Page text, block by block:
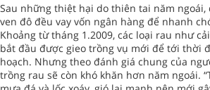
Sau những thiệt hại do thiên tai năm ngoái,
ven đô đều vay vốn ngân hàng để nhanh
Khoảng từ tháng 1.2009, các loại rau như
bắt đầu được gieo trồng vụ mới để tới thời
hoạch. Nhưng theo đánh giá chung của
trồng rau sẽ còn khó khăn hơn năm ngoái.